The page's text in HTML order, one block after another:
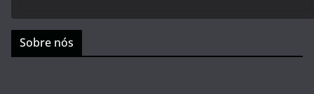
Sobre nós